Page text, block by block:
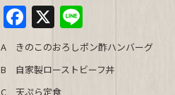
F
a
c
e
X
n
e
A きのこのおろしポン酢ハンバーグ
B 自家製ローストビーフ丼
C 天ぷら定食